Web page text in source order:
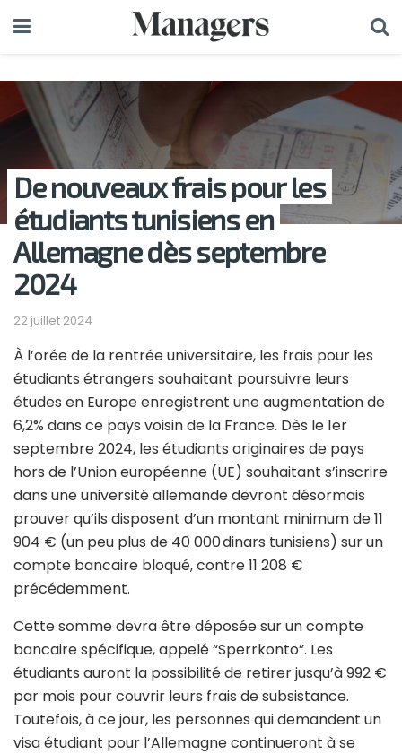
De nouveaux frais pour les
étudiants tunisiens en
Allemagne dès septembre
2024
22 juillet 2024
À l’orée de la rentrée universitaire, les frais pour les
étudiants étrangers souhaitant poursuivre leurs
études en Europe enregistrent une augmentation de
6,2% dans ce pays voisin de la France. Dès le 1er
septembre 2024, les étudiants originaires de pays
hors de l’Union européenne (UE) souhaitant s’inscrire
dans une université allemande devront désormais
prouver qu’ils disposent d’un montant minimum de 11
904 € (un peu plus de 40 000 dinars tunisiens) sur un
compte bancaire bloqué, contre 11 208 €
précédemment.
Cette somme devra être déposée sur un compte
bancaire spécifique, appelé “Sperrkonto”. Les
étudiants auront la possibilité de retirer jusqu’à 992 €
par mois pour couvrir leurs frais de subsistance.
Toutefois, à ce jour, les personnes qui demandent un
visa étudiant pour l’Allemagne continueront à se